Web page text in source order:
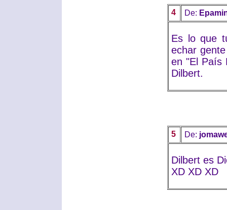
4 De:
Es lo que
echar
en "El País
Dilbert.
5 De:
Dilbert es
XD XD XD